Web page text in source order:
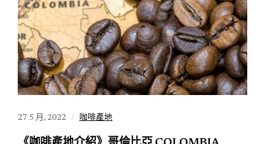
27 5 月, 2022 咖啡產地